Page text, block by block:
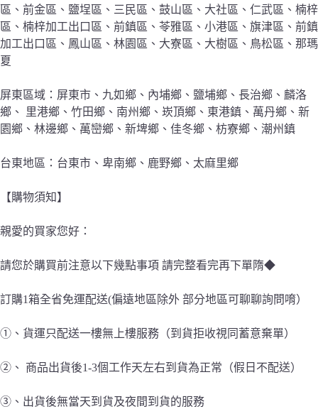
區、前金區、鹽埕區、三民區、鼓山區、大社區、仁武區、楠梓
區、楠梓加工出口區、前鎮區、苓雅區、小港區、旗津區、前鎮
加工出口區、鳳山區、林園區、大寮區、大樹區、鳥松區、那瑪
夏
屏東區域：屏東市、九如鄉、內埔鄉、鹽埔鄉、長治鄉、麟洛
鄉、 里港鄉、竹田鄉、南州鄉、崁頂鄉、東港鎮、萬丹鄉、新
園鄉、林邊鄉、萬巒鄉、新埤鄉、佳冬鄉、枋寮鄉、潮州鎮
台東地區：台東市、卑南鄉、鹿野鄉、太麻里鄉
【購物須知】
親愛的買家您好：
請您於購買前注意以下幾點事項 請完整看完再下單隋◆
訂購1箱全省免運配送(偏遠地區除外 部分地區可聊聊詢問唷）
①、貨運只配送一樓無上樓服務（到貨拒收視同蓄意棄單）
②、 商品出貨後1-3個工作天左右到貨為正常（假日不配送）
③、出貨後無當天到貨及夜間到貨的服務